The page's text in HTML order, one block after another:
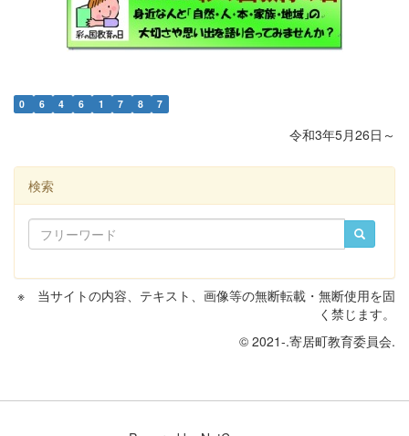
0 6 4 6 1 7 8 7
令和3年5月26日～
検索
※ 当サイトの内容、テキスト、画像等の無断転載・無断使用を固
く禁じます。
© 2021-.寄居町教育委員会.